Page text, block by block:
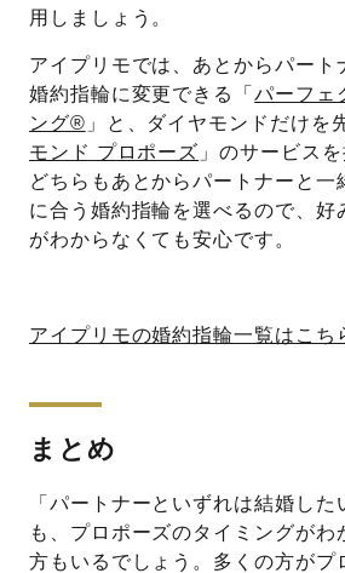
用しましょう。
アイプリモでは、あとからパート
婚約指輪に変更できる「パーフェ
ング® 」と、ダイヤモンドだけを
モンド プロポーズ 」のサービス
どちらもあとからパートナーと一
に合う婚約指輪を選べるので、好
がわからなくても安心です。
アイプリモの婚約指輪一覧はこち
まとめ
「パートナーといずれは結婚した
も、プロポーズのタイミングがわ
方もいるでしょう。多くの方がプ